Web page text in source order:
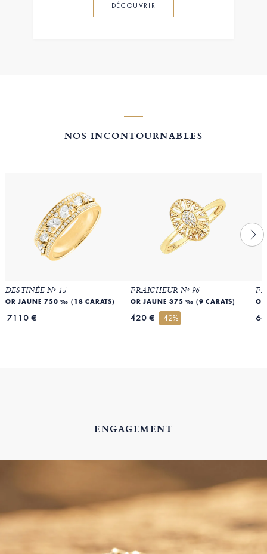
DÉCOUVRIR
NOS INCONTOURNABLES
DESTINÉE Nº 15
OR JAUNE 750 ‰ (18 CARATS)
7110 €
FRAICHEUR Nº 96
OR JAUNE 375 ‰ (9 CARATS)
420 € -42%
ENGAGEMENT